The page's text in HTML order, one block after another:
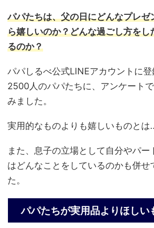
パパたちは、父の日にどんなプレゼ
ら嬉しいのか？どんな過ごし方をし
るのか？
パパしるべ公式LINEアカウントに登
2500人のパパたちに、アンケート
みました。
実用的なものよりも嬉しいものとは
また、息子の立場として自分やパー
はどんなことをしているのかも併せ
た。
パパたちが実用品よりほしい